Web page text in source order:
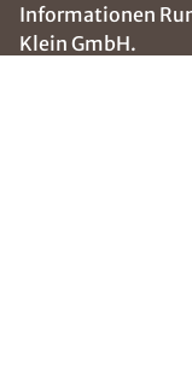
Informationen
Klein GmbH.